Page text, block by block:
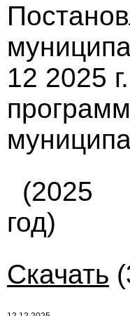
12 2025
(2025
год)
Скачать